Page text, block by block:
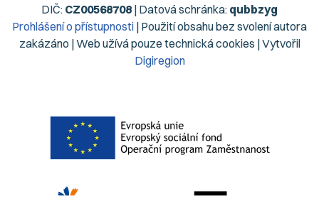
DIČ: CZ00568708 | Datová schránka: qubbzyg
Prohlášení o přístupnosti | Použití obsahu bez svolení autora
zakázáno | Web užívá pouze technická cookies | Vytvořil
Digiregion